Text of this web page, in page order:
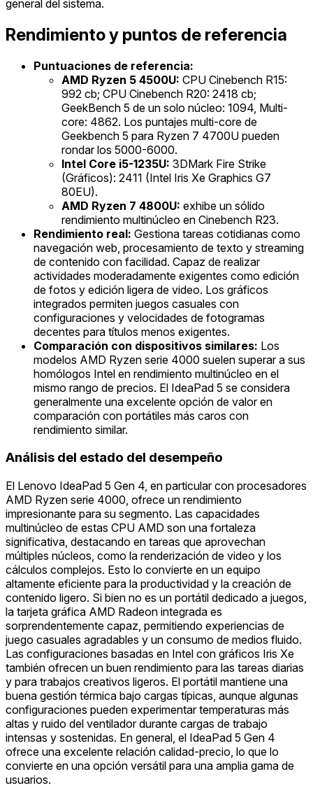
general del sistema.
Rendimiento y puntos de referencia
Puntuaciones de referencia:
AMD Ryzen 5 4500U: CPU Cinebench R15:
992 cb; CPU Cinebench R20: 2418 cb;
GeekBench 5 de un solo núcleo: 1094, Multi-
core: 4862. Los puntajes multi-core de
Geekbench 5 para Ryzen 7 4700U pueden
rondar los 5000-6000.
Intel Core i5-1235U: 3DMark Fire Strike
(Gráficos): 2411 (Intel Iris Xe Graphics G7
80EU).
AMD Ryzen 7 4800U: exhibe un sólido
rendimiento multinúcleo en Cinebench R23.
Rendimiento real: Gestiona tareas cotidianas como
navegación web, procesamiento de texto y streaming
de contenido con facilidad. Capaz de realizar
actividades moderadamente exigentes como edición
de fotos y edición ligera de video. Los gráficos
integrados permiten juegos casuales con
configuraciones y velocidades de fotogramas
decentes para títulos menos exigentes.
Comparación con dispositivos similares: Los
modelos AMD Ryzen serie 4000 suelen superar a sus
homólogos Intel en rendimiento multinúcleo en el
mismo rango de precios. El IdeaPad 5 se considera
generalmente una excelente opción de valor en
comparación con portátiles más caros con
rendimiento similar.
Análisis del estado del desempeño
El Lenovo IdeaPad 5 Gen 4, en particular con procesadores
AMD Ryzen serie 4000, ofrece un rendimiento
impresionante para su segmento. Las capacidades
multinúcleo de estas CPU AMD son una fortaleza
significativa, destacando en tareas que aprovechan
múltiples núcleos, como la renderización de video y los
cálculos complejos. Esto lo convierte en un equipo
altamente eficiente para la productividad y la creación de
contenido ligero. Si bien no es un portátil dedicado a juegos,
la tarjeta gráfica AMD Radeon integrada es
sorprendentemente capaz, permitiendo experiencias de
juego casuales agradables y un consumo de medios fluido.
Las configuraciones basadas en Intel con gráficos Iris Xe
también ofrecen un buen rendimiento para las tareas diarias
y para trabajos creativos ligeros. El portátil mantiene una
buena gestión térmica bajo cargas típicas, aunque algunas
configuraciones pueden experimentar temperaturas más
altas y ruido del ventilador durante cargas de trabajo
intensas y sostenidas. En general, el IdeaPad 5 Gen 4
ofrece una excelente relación calidad-precio, lo que lo
convierte en una opción versátil para una amplia gama de
usuarios.